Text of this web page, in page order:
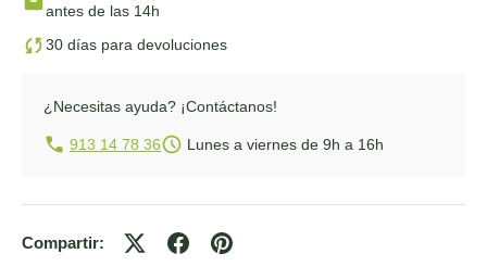
antes de las 14h
30 días para devoluciones
¿Necesitas ayuda? ¡Contáctanos!
913 14 78 36 Lunes a viernes de 9h a 16h
Compartir: